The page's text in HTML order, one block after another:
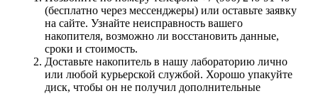
(бесплатно через мессенджеры) или оставьте заявку
на сайте. Узнайте неисправность вашего
накопителя, возможно ли восстановить данные,
сроки и стоимость.
Доставьте накопитель в нашу лабораторию лично
или любой курьерской службой. Хорошо упакуйте
диск, чтобы он не получил дополнительные